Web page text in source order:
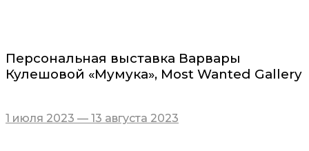
Персональная выставка Варвары
Кулешовой «Мумука», Most Wanted Gallery
1 июля 2023 — 13 августа 2023